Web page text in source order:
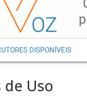
DISPONÍVEIS
de Uso